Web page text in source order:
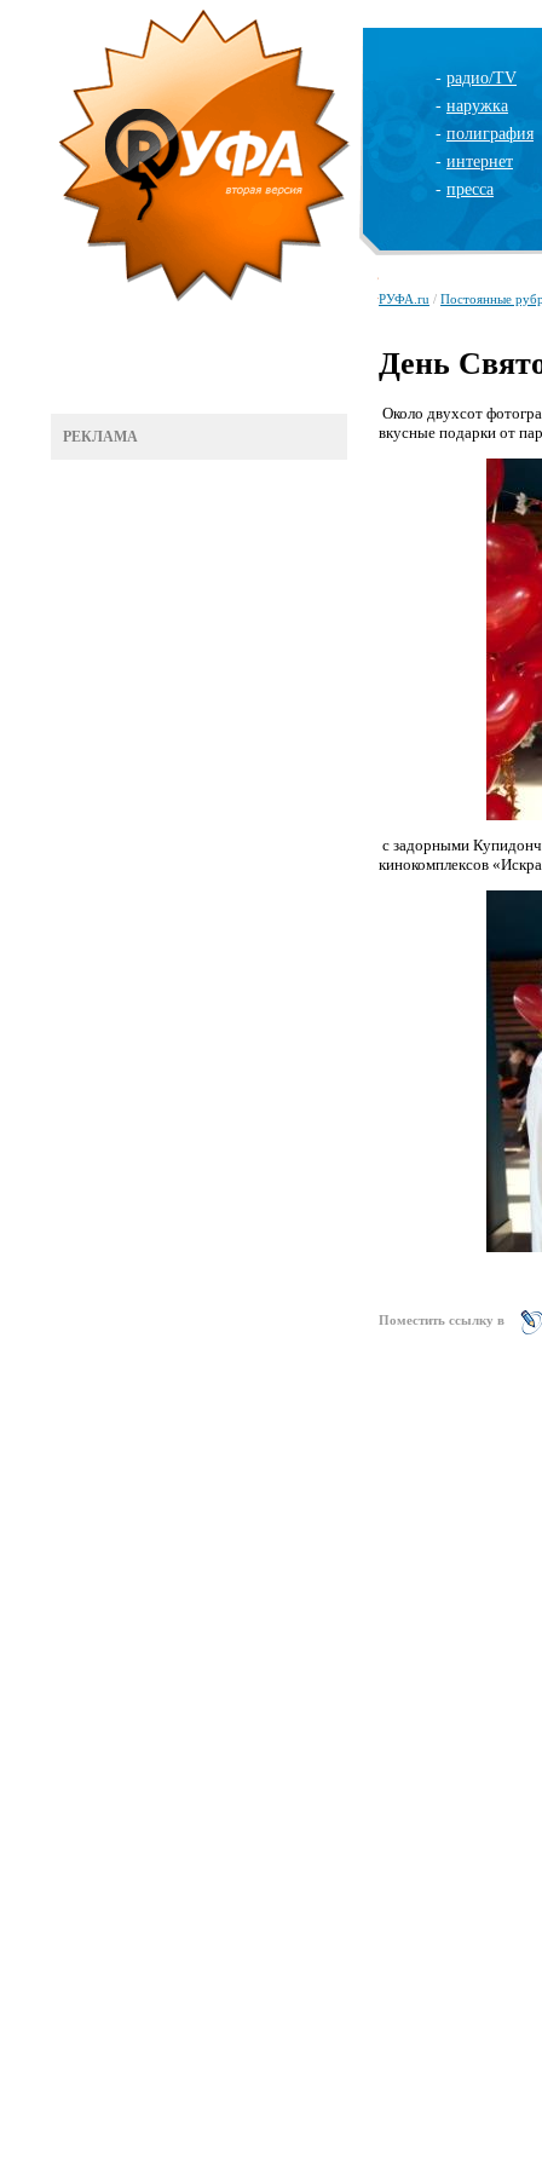
- радио/TV
- наружка
- полиграфия
- интернет
- пресса
РЕКЛАМА
РУФА.ru / Постоянные
День
Около двухсот
вкусные подарки от
с задорными
кинокомплексов
Поместить ссылку в